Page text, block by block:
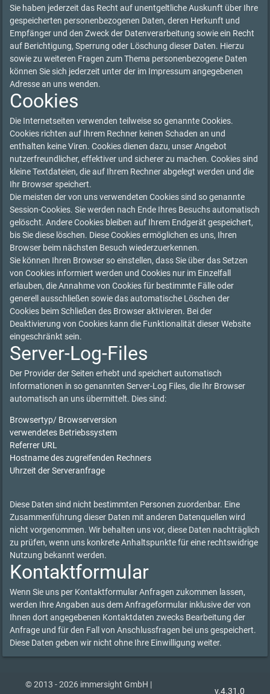
Sie haben jederzeit das Recht auf unentgeltliche Auskunft über Ihre
gespeicherten personenbezogenen Daten, deren Herkunft und
Empfänger und den Zweck der Datenverarbeitung sowie ein Recht
auf Berichtigung, Sperrung oder Löschung dieser Daten. Hierzu
sowie zu weiteren Fragen zum Thema personenbezogene Daten
können Sie sich jederzeit unter der im Impressum angegebenen
Adresse an uns wenden.
Cookies
Die Internetseiten verwenden teilweise so genannte Cookies.
Cookies richten auf Ihrem Rechner keinen Schaden an und
enthalten keine Viren. Cookies dienen dazu, unser Angebot
nutzerfreundlicher, effektiver und sicherer zu machen. Cookies sind
kleine Textdateien, die auf Ihrem Rechner abgelegt werden und die
Ihr Browser speichert.
Die meisten der von uns verwendeten Cookies sind so genannte
Session-Cookies. Sie werden nach Ende Ihres Besuchs automatisch
gelöscht. Andere Cookies bleiben auf Ihrem Endgerät gespeichert,
bis Sie diese löschen. Diese Cookies ermöglichen es uns, Ihren
Browser beim nächsten Besuch wiederzuerkennen.
Sie können Ihren Browser so einstellen, dass Sie über das Setzen
von Cookies informiert werden und Cookies nur im Einzelfall
erlauben, die Annahme von Cookies für bestimmte Fälle oder
generell ausschließen sowie das automatische Löschen der
Cookies beim Schließen des Browser aktivieren. Bei der
Deaktivierung von Cookies kann die Funktionalität dieser Website
eingeschränkt sein.
Server-Log-Files
Der Provider der Seiten erhebt und speichert automatisch
Informationen in so genannten Server-Log Files, die Ihr Browser
automatisch an uns übermittelt. Dies sind:
Browsertyp/ Browserversion
verwendetes Betriebssystem
Referrer URL
Hostname des zugreifenden Rechners
Uhrzeit der Serveranfrage
Diese Daten sind nicht bestimmten Personen zuordenbar. Eine
Zusammenführung dieser Daten mit anderen Datenquellen wird
nicht vorgenommen. Wir behalten uns vor, diese Daten nachträglich
zu prüfen, wenn uns konkrete Anhaltspunkte für eine rechtswidrige
Nutzung bekannt werden.
Kontaktformular
Wenn Sie uns per Kontaktformular Anfragen zukommen lassen,
werden Ihre Angaben aus dem Anfrageformular inklusive der von
Ihnen dort angegebenen Kontaktdaten zwecks Bearbeitung der
Anfrage und für den Fall von Anschlussfragen bei uns gespeichert.
Diese Daten geben wir nicht ohne Ihre Einwilligung weiter.
© 2013 - 2026 immersight GmbH |
v.4.31.0